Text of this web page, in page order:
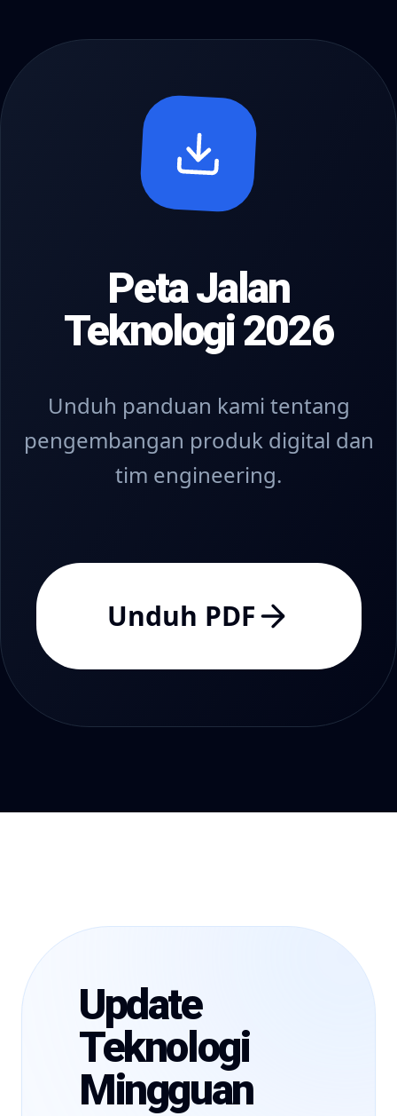
Peta Jalan
Teknologi 2026
Unduh panduan kami tentang
pengembangan produk digital dan
tim engineering.
Unduh PDF
Update
Teknologi
Mingguan